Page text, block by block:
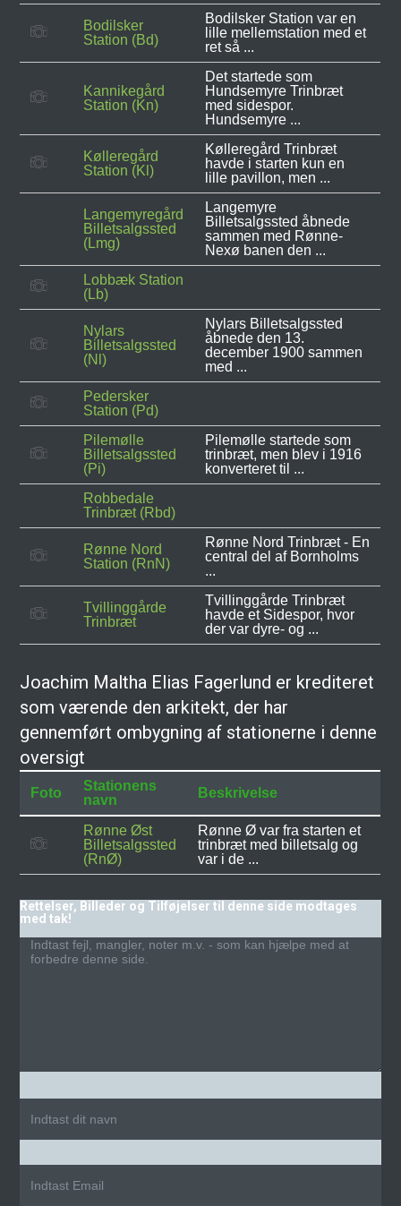
Bodilsker
Station (Bd)
Bodilsker Station var en
lille mellemstation med et
ret så ...
Kannikegård
Station (Kn)
Det startede som
Hundsemyre Trinbræt
med sidespor.
Hundsemyre ...
Kølleregård
Station (Kl)
Kølleregård Trinbræt
havde i starten kun en
lille pavillon, men ...
Langemyregård
Billetsalgssted
(Lmg)
Langemyre
Billetsalgssted åbnede
sammen med Rønne-
Nexø banen den ...
Lobbæk Station
(Lb)
Nylars
Billetsalgssted
(Nl)
Nylars Billetsalgssted
åbnede den 13.
december 1900 sammen
med ...
Pedersker
Station (Pd)
Pilemølle
Billetsalgssted
(Pi)
Pilemølle startede som
trinbræt, men blev i 1916
konverteret til ...
Robbedale
Trinbræt (Rbd)
Rønne Nord
Station (RnN)
Rønne Nord Trinbræt - En
central del af Bornholms
...
Tvillinggårde
Trinbræt
Tvillinggårde Trinbræt
havde et Sidespor, hvor
der var dyre- og ...
Joachim Maltha Elias Fagerlund er krediteret
som værende den arkitekt, der har
gennemført ombygning af stationerne i denne
oversigt
Foto
Stationens
navn
Beskrivelse
Rønne Øst
Billetsalgssted
(RnØ)
Rønne Ø var fra starten et
trinbræt med billetsalg og
var i de ...
Rettelser, Billeder og Tilføjelser til denne side modtages
med tak!